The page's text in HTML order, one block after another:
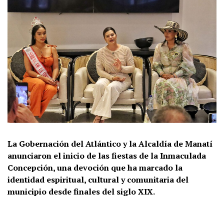
La Gobernación del Atlántico y la Alcaldía de Manatí
anunciaron el inicio de las fiestas de la Inmaculada
Concepción, una devoción que ha marcado la
identidad espiritual, cultural y comunitaria del
municipio desde finales del siglo XIX.